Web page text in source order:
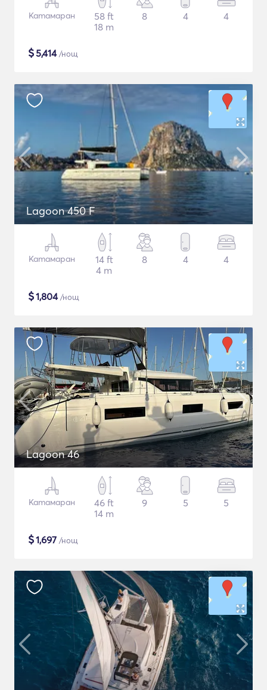
Катамаран
58 ft
18 m
8 4 4
$5,414/нощ
Lagoon 450 F
Катамаран
14 ft
4 m
8 4 4
$1,804/нощ
Lagoon 46
Катамаран
46 ft
14 m
9 5 5
$1,697 /нощ